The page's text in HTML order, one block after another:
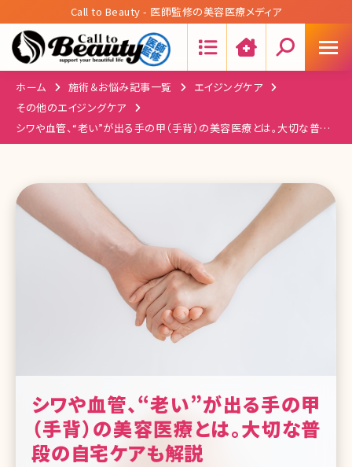
Call to Beauty - 医師監修の美容医療メディア
ホーム 施術＆お悩み記事一覧
エイジングケア
その他のエイジングケア
シワや血管、“老い”が出る手の甲（手背）の美容医療とは。大切な普段
の自宅ケアも解説
シワや血管、“老い”が出る手の甲
（手背）の美容医療とは。大切な普
段の自宅ケアも解説